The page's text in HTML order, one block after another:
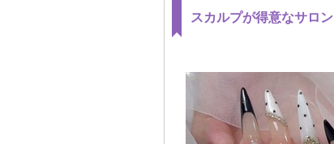
スカルプが得意なサロン